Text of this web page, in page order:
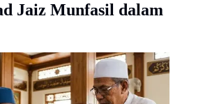
Jaiz Munfasil dalam
dalam Al-Quran (AI